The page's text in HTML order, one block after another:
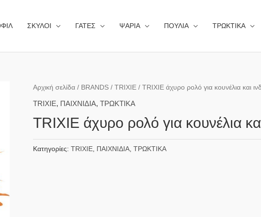
ΣΚΥΛΟΙ ΓΑΤΕΣ ΨΑΡΙΑ ΠΟΥΛΙΑ ΤΡΩΚΤΙΚΑ
Αρχική σελίδα / BRANDS / TRIXIE / TRIXIE άχυρο ρολό για κουνέλια και
TRIXIE, ΠΑΙΧΝΙΔΙΑ, ΤΡΩΚΤΙΚΑ
TRIXIE άχυρο ρολό για κουνέλια και
Κατηγορίες: TRIXIE, ΠΑΙΧΝΙΔΙΑ, ΤΡΩΚΤΙΚΑ